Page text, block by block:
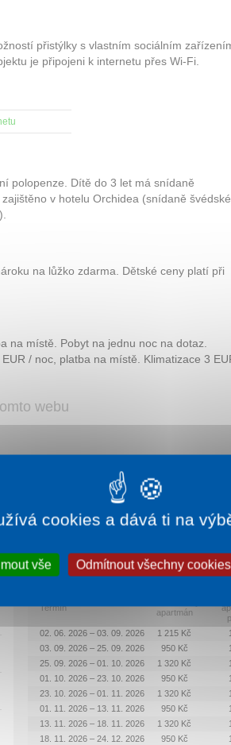
přistýlky s vlastním sociálním
je připojeni k internetu přes Wi-Fi.
polopenze. Dítě do 3 let má snídaně
v hotelu Orchidea (snídaně švédské
na lůžko zdarma. Dětské ceny platí při
na místě. Pobyt na jednu noc na dotaz.
/ noc, platba na místě. Klimatizace 3
webu
Termín
apartmán
02. 06. 2026 – 03. 09. 2026 1 215 Kč
03. 09. 2026 – 25. 09. 2026
950 Kč
25. 09. 2026 – 01. 10. 2026
1 320 Kč
01. 10. 2026 – 23. 10. 2026
950 Kč
23. 10. 2026 – 01. 11. 2026
1 320 Kč
01. 11. 2026 – 13. 11. 2026
950 Kč
13. 11. 2026 – 18. 11. 2026
1 320 Kč
18. 11. 2026 – 24. 12. 2026
950 Kč
cookies a dává ti na
vše Odmítnout všechny cookies